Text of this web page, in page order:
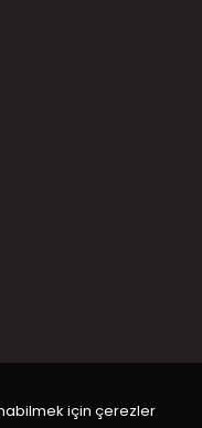
için çerezler